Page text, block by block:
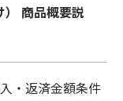
商品概要説
・返済金額条件